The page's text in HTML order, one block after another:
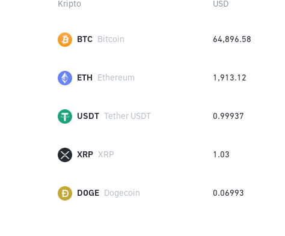
Kripto USD
BTC Bitcoin 64,896.58
ETH Ethereum 1,913.12
USDT Tether USDT 0.99937
XRP XRP 1.03
DOGE Dogecoin 0.06993